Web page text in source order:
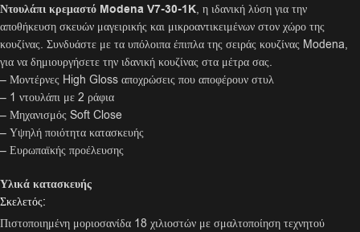
Ντουλάπι κρεμαστό Modena V7-30-1K, η ιδανική λύση για την
αποθήκευση σκευών μαγειρικής και μικροαντικειμένων στον χώρο της
κουζίνας. Συνδυάστε με τα υπόλοιπα έπιπλα της σειράς κουζίνας Modena,
για να δημιουργήσετε την ιδανική κουζίνας στα μέτρα σας.
– Μοντέρνες High Gloss αποχρώσεις που αποφέρουν στυλ
– 1 ντουλάπι με 2 ράφια
– Μηχανισμός Soft Close
– Υψηλή ποιότητα κατασκευής
– Ευρωπαϊκής προέλευσης
Υλικά κατασκευής
Σκελετός:
Πιστοποιημένη μοριοσανίδα 18 χιλιοστών με σμαλτοποίηση τεχνητού